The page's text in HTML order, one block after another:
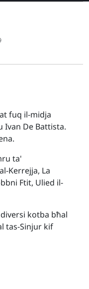
fuq il-midja
De Battista.
ta'
Kerrejja, La
Ftit, Ulied il-
kotba bħal
tas-Sinjur kif